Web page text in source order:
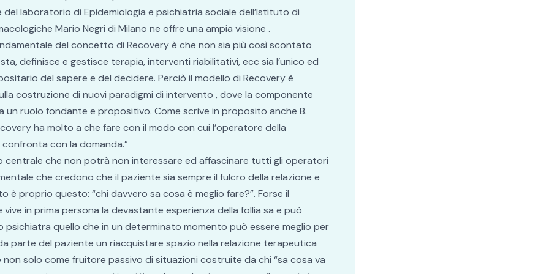
del laboratorio di Epidemiologia e psichiatria sociale dell’Istituto di
Mario Negri di Milano ne offre una ampia visione .
del concetto di Recovery è che non sia più così scontato
definisce e gestisce terapia, interventi riabilitativi, ecc sia l’unico ed
del sapere e del decidere. Perciò il modello di Recovery è
costruzione di nuovi paradigmi di intervento , dove la componente
un ruolo fondante e propositivo. Come scrive in proposito anche B.
ha molto a che fare con il modo con cui l’operatore della
con la domanda.”
centrale che non potrà non interessare ed affascinare tutti gli operatori
che credono che il paziente sia sempre il fulcro della relazione e
è proprio questo: “chi davvero sa cosa è meglio fare?”. Forse il
vive in prima persona la devastante esperienza della follia sa e può
psichiatra quello che in un determinato momento può essere meglio per
da parte del paziente un riacquistare spazio nella relazione terapeutica
non solo come fruitore passivo di situazioni costruite da chi “sa cosa va